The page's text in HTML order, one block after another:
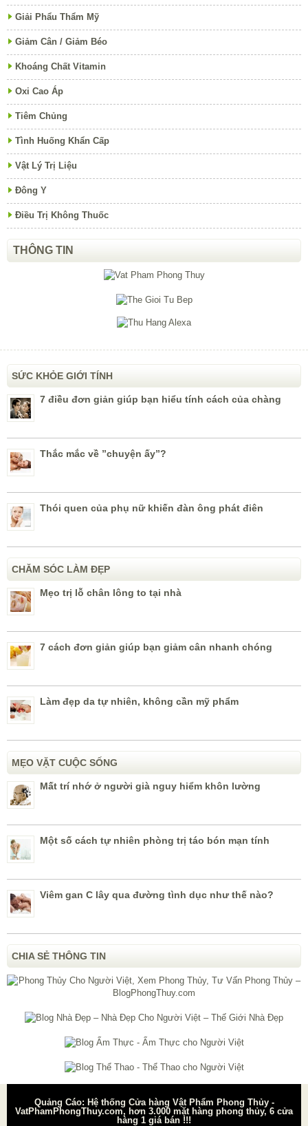
Giải Phẩu Thẩm Mỹ
Giảm Cân / Giảm Béo
Khoáng Chất Vitamin
Oxi Cao Áp
Tiêm Chủng
Tình Huống Khẩn Cấp
Vật Lý Trị Liệu
Đông Y
Điều Trị Không Thuốc
THÔNG TIN
SỨC KHỎE GIỚI TÍNH
7 điều đơn giản giúp bạn hiểu tính cách của chàng
Thắc mắc về ”chuyện ấy”?
Thói quen của phụ nữ khiến đàn ông phát điên
CHĂM SÓC LÀM ĐẸP
Mẹo trị lỗ chân lông to tại nhà
7 cách đơn giản giúp bạn giảm cân nhanh chóng
Làm đẹp da tự nhiên, không cần mỹ phẩm
MẸO VẶT CUỘC SỐNG
Mất trí nhớ ở người già nguy hiểm khôn lường
Một số cách tự nhiên phòng trị táo bón mạn tính
Viêm gan C lây qua đường tình dục như thế nào?
CHIA SẺ THÔNG TIN
Quảng Cáo: Hệ thống Cửa hàng Vật Phẩm Phong Thủy -
VatPhamPhongThuy.com, hơn 3.000 mặt hàng phong thủy, 6 cửa
hàng 1 giá bán !!!